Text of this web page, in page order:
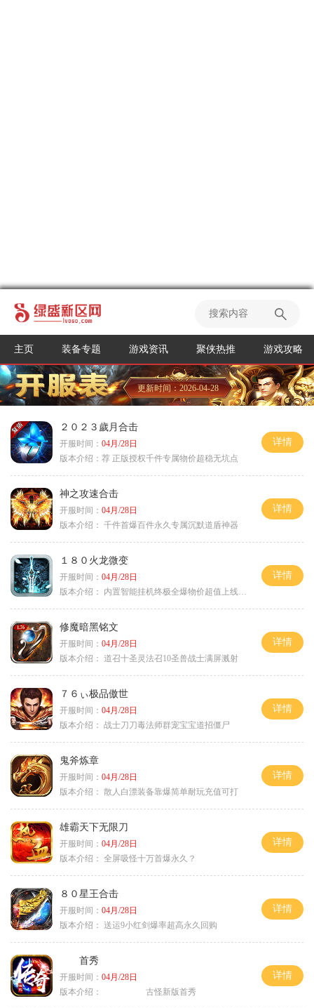
主页 装备专题 游戏资讯 聚侠热推 游戏攻略
更新时间：2026-04-28
２０２３歲月合击
开服时间： 04月/28日
版本介绍： 荐 正版授权千件专属物价超稳无坑点
详情
神之攻速合击
开服时间： 04月/28日
版本介绍： 千件首爆百件永久专属沉默道盾神器
详情
１８０火龙微变
开服时间： 04月/28日
版本介绍：
内置智能挂机终极全爆物价超值上线送神器
详情
修魔暗黑铭文
开服时间： 04月/28日
版本介绍： 道召十圣灵法召10圣兽战士满屏溅射
详情
７６ぃ极品傲世
开服时间： 04月/28日
版本介绍： 战士刀刀毒法师群宠宝宝道招僵尸
详情
鬼斧炼章
开服时间： 04月/28日
版本介绍： 散人白漂装备靠爆简单耐玩充值可打
详情
雄霸天下无限刀
开服时间： 04月/28日
版本介绍： 全屏吸怪十万首爆永久？
详情
８０星王合击
开服时间： 04月/28日
版本介绍： 送运9小红剑爆率超高永久回购
详情
首秀
开服时间： 04月/28日
版本介绍：
古怪新版首秀
详情